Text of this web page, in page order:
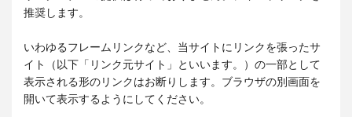
推奨します。
いわゆるフレームリンクなど、当サイトにリンクを張ったサ
イト（以下「リンク元サイト」といいます。）の一部として
表示される形のリンクはお断りします。ブラウザの別画面を
開いて表示するようにしてください。